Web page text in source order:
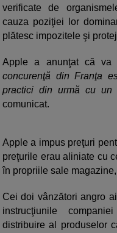
verificate de
cauza poziţiei lor
plătesc impozitele şi
Apple a anunţat că va
concurenţă din Franţa
practici din urmă cu un
comunicat.
Apple a impus preţuri
preţurile erau aliniate cu
în propriile sale
Cei doi vânzători angro
instrucţiunile
distribuire al produselor